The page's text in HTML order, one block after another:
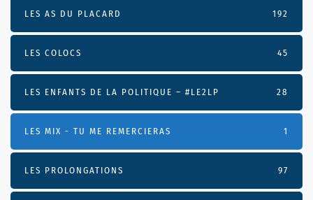
LES AS DU PLACARD 192
LES COLOCS 45
LES ENFANTS DE LA POLITIQUE – #LE2LP 28
LES MIX - TU ME REMERCIERAS 1
LES PROLONGATIONS 97